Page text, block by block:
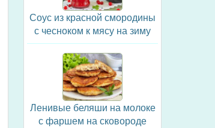
Соус из красной смородины
с чесноком к мясу на зиму
Ленивые беляши на молоке
с фаршем на сковороде